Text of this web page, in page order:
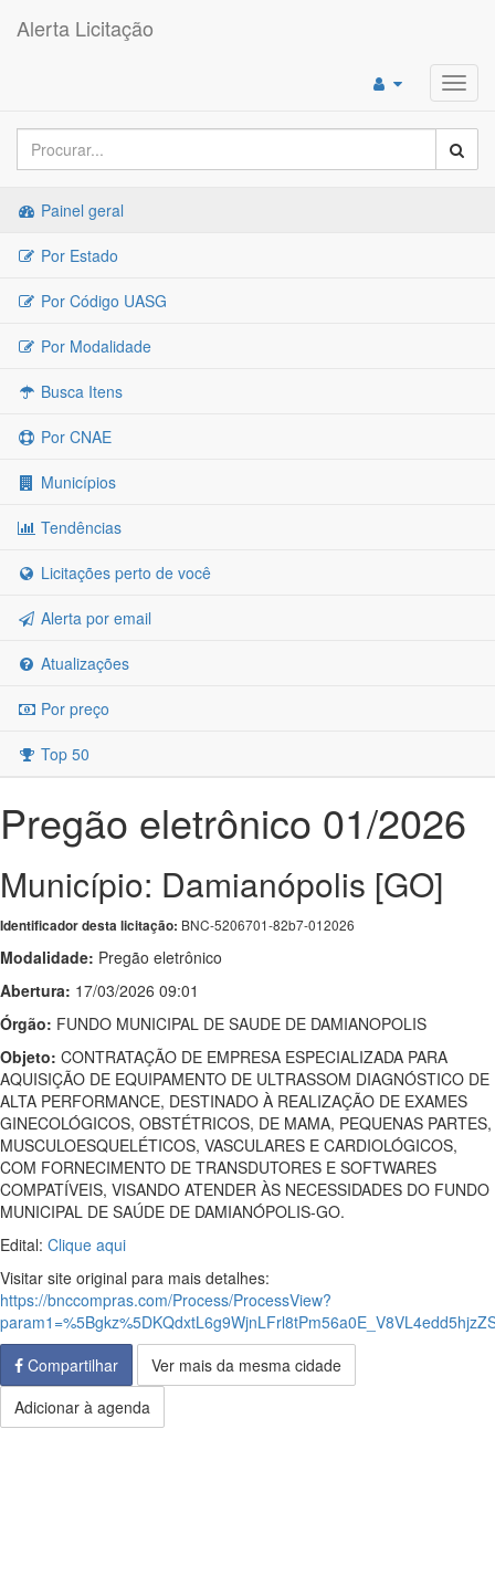
Alerta Licitação
Painel geral
Por Estado
Por Código UASG
Por Modalidade
Busca Itens
Por CNAE
Municípios
Tendências
Licitações perto de você
Alerta por email
Atualizações
Por preço
Top 50
Pregão eletrônico 01/2026
Município: Damianópolis [GO]
Identificador desta licitação: BNC-5206701-82b7-012026
Modalidade: Pregão eletrônico
Abertura: 17/03/2026 09:01
Órgão: FUNDO MUNICIPAL DE SAUDE DE DAMIANOPOLIS
Objeto: CONTRATAÇÃO DE EMPRESA ESPECIALIZADA PARA
AQUISIÇÃO DE EQUIPAMENTO DE ULTRASSOM DIAGNÓSTICO DE
ALTA PERFORMANCE, DESTINADO À REALIZAÇÃO DE EXAMES
GINECOLÓGICOS, OBSTÉTRICOS, DE MAMA, PEQUENAS PARTES,
MUSCULOESQUELÉTICOS, VASCULARES E CARDIOLÓGICOS,
COM FORNECIMENTO DE TRANSDUTORES E SOFTWARES
COMPATÍVEIS, VISANDO ATENDER ÀS NECESSIDADES DO FUNDO
MUNICIPAL DE SAÚDE DE DAMIANÓPOLIS-GO.
Edital: Clique aqui
Visitar site original para mais detalhes:
https://bnccompras.com/Process/ProcessView?
Compartilhar
Ver mais da mesma cidade
Adicionar à agenda